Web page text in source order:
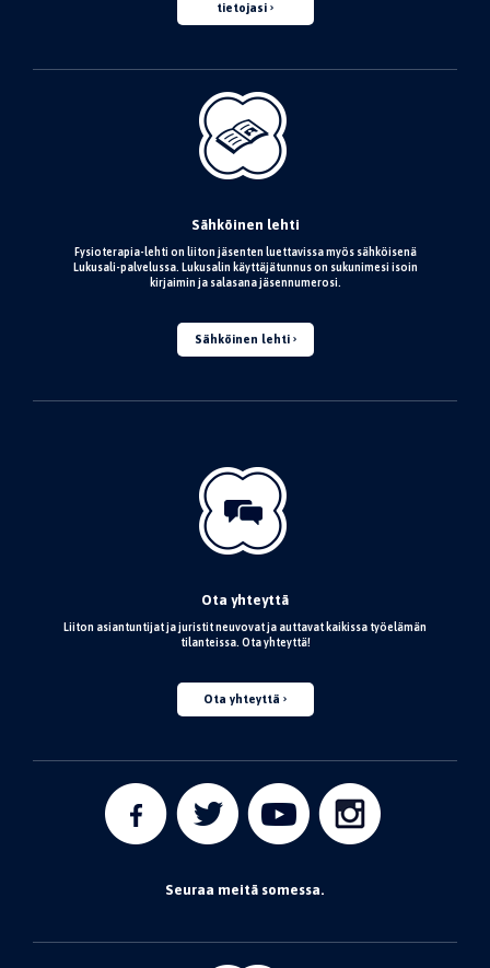
tietojasi
Sähköinen lehti
Fysioterapia-lehti on liiton jäsenten luettavissa myös sähköisenä
Lukusali-palvelussa. Lukusalin käyttäjätunnus on sukunimesi isoin
kirjaimin ja salasana jäsennumerosi.
Sähköinen lehti
Ota yhteyttä
Liiton asiantuntijat ja juristit neuvovat ja auttavat kaikissa työelämän
tilanteissa. Ota yhteyttä!
Ota yhteyttä
Seuraa meitä somessa.